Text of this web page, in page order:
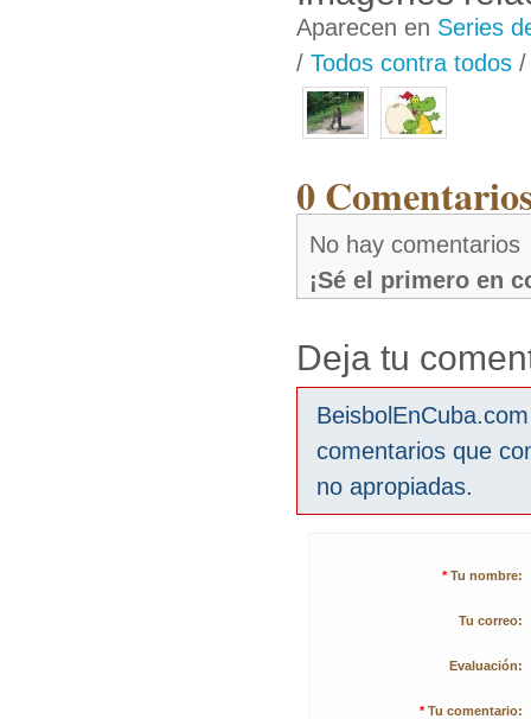
Aparecen en Series
/ Todos contra todos
0
No hay comentarios
¡Sé el primero en
Deja tu
comentarios que
no apropiadas.
* Tu nombre:
Tu correo:
Evaluación:
* Tu comentario: